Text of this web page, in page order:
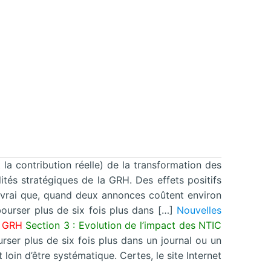
la contribution réelle) de la transformation des
stratégiques de la GRH. Des effets positifs
que, quand deux annonces coûtent environ
plus de six fois plus dans […] Nouvelles
Section 3 : Evolution de l’impact des NTIC
plus de six fois plus dans un journal ou un
d’être systématique. Certes, le site Internet